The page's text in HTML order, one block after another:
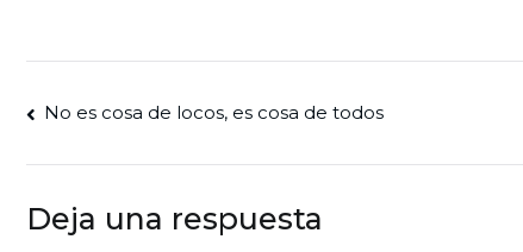
Navegación
de
entradas
No es cosa de locos, es cosa de todos
Deja una respuesta